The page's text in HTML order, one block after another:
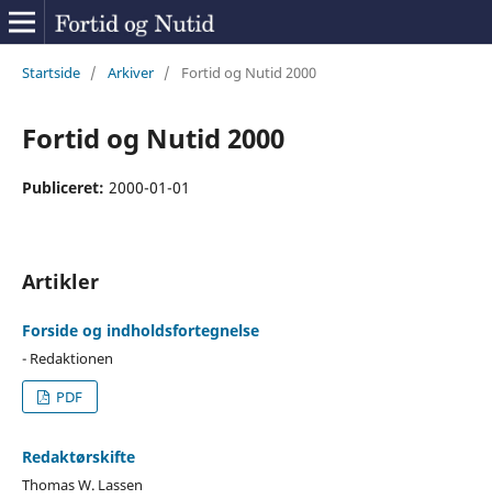
Startside / Arkiver / Fortid og Nutid 2000
Fortid og Nutid 2000
Publiceret: 2000-01-01
Artikler
Forside og indholdsfortegnelse
- Redaktionen
PDF
Redaktørskifte
Thomas W. Lassen